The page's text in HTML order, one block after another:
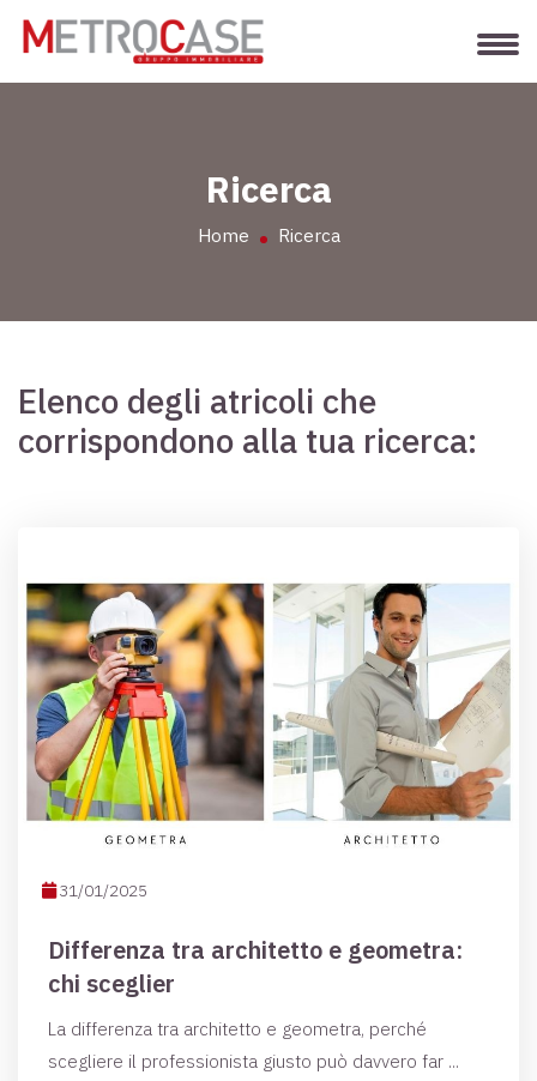
Ricerca
Home Ricerca
Elenco degli atricoli che
corrispondono alla tua ricerca:
31/01/2025
Differenza tra architetto e geometra:
chi sceglier
La differenza tra architetto e geometra, perché
scegliere il professionista giusto può davvero far ...